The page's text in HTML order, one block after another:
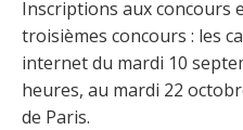
Inscriptions aux concours
troisièmes concours : les
internet du mardi 10
heures, au mardi 22
de Paris.